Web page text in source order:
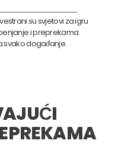
su svjetovi za igru
i preprekama.
svako događanje.